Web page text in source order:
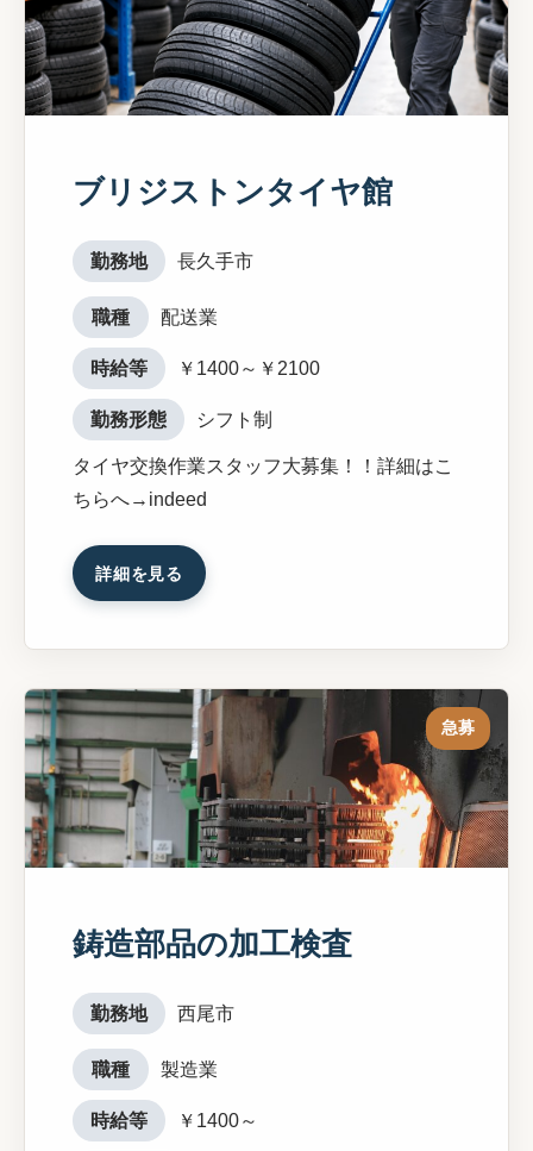
ブリジストンタイヤ館
勤務地 長久手市
職種 配送業
時給等 ￥1400～￥2100
勤務形態 シフト制
タイヤ交換作業スタッフ大募集！！詳細はこ
ちらへ→indeed
詳細を見る
急募
鋳造部品の加工検査
勤務地 西尾市
職種 製造業
時給等 ￥1400～